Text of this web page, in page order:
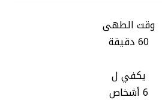
وقت الطهى
60 دقيقة
يكفي ل
6 أشخاص